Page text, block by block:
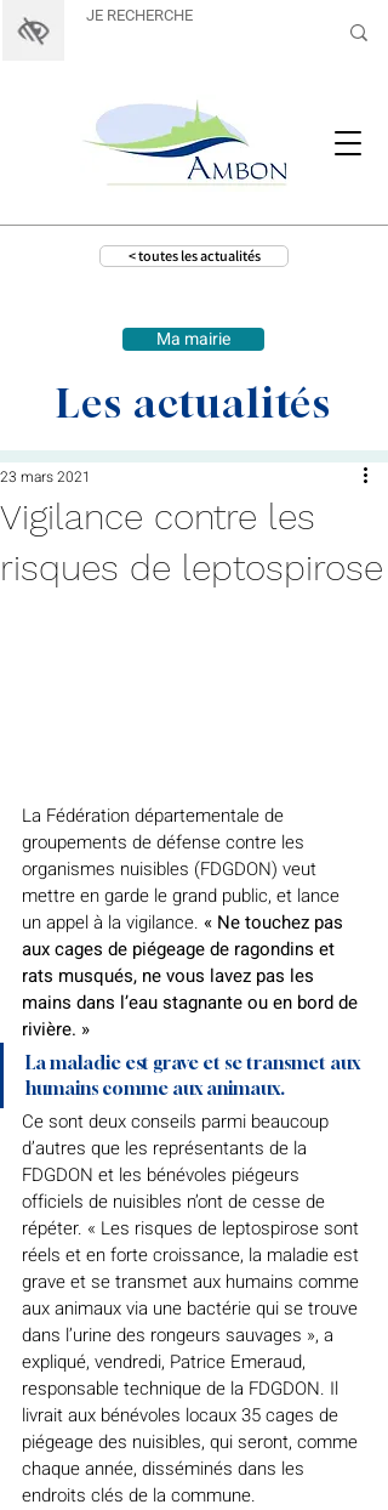
< toutes les actualités
Ma mairie
Les actualités
Vigilance contre les
risques de leptospirose
23 mars 2021
La Fédération départementale de
groupements de défense contre les
organismes nuisibles (FDGDON) veut
mettre en garde le grand public, et lance
un appel à la vigilance. « Ne touchez pas
aux cages de piégeage de ragondins et
rats musqués, ne vous lavez pas les
mains dans l’eau stagnante ou en bord de
rivière. »
La maladie est grave et se transmet aux
humains comme aux animaux.
Ce sont deux conseils parmi beaucoup
d’autres que les représentants de la
FDGDON et les bénévoles piégeurs
officiels de nuisibles n’ont de cesse de
répéter. « Les risques de leptospirose sont
réels et en forte croissance, la maladie est
grave et se transmet aux humains comme
aux animaux via une bactérie qui se trouve
dans l’urine des rongeurs sauvages », a
expliqué, vendredi, Patrice Emeraud,
responsable technique de la FDGDON. Il
livrait aux bénévoles locaux 35 cages de
piégeage des nuisibles, qui seront, comme
chaque année, disséminés dans les
endroits clés de la commune.